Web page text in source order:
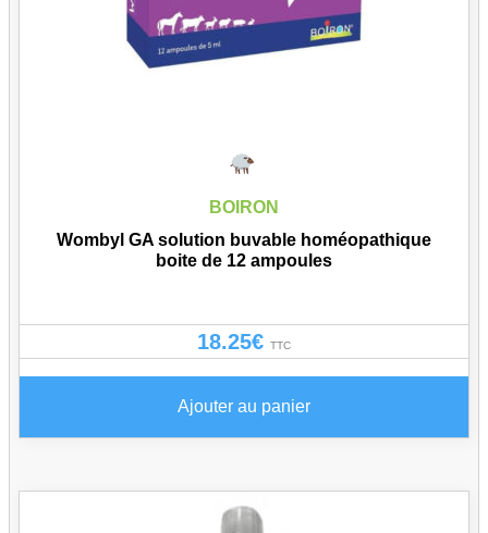
BOIRON
Wombyl GA solution buvable homéopathique
boite de 12 ampoules
18.25€ TTC
Ajouter au panier